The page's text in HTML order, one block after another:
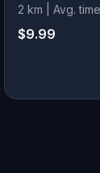
2 km | Avg.
$9.99